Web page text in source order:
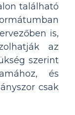
található
is,
az
szerint
és
csak